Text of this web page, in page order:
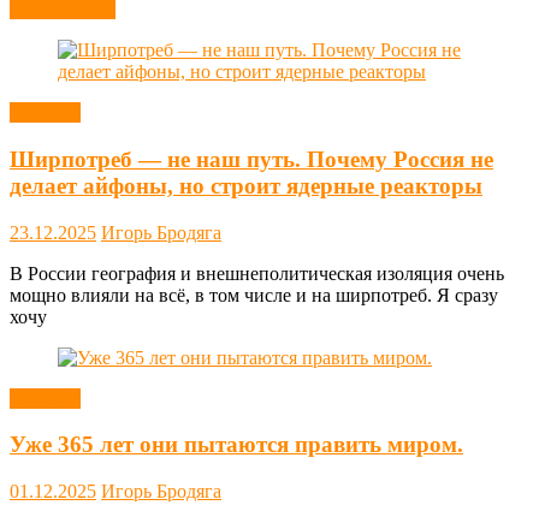
Ширпотреб — не наш путь. Почему Россия не
делает айфоны, но строит ядерные реакторы
23.12.2025 Игорь Бродяга
В России география и внешнеполитическая изоляция очень
мощно влияли на всё, в том числе и на ширпотреб. Я сразу
хочу
Уже 365 лет они пытаются править миром.
01.12.2025 Игорь Бродяга